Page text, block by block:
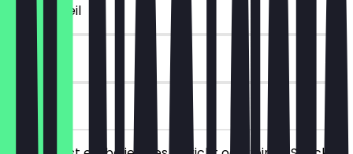
~€ 4 Vorteil
30 Tage
vor Ort